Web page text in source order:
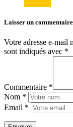
Laisser un commentaire
Votre adresse e-mail
sont indiqués avec *
Commentaire *
Nom *
Email *